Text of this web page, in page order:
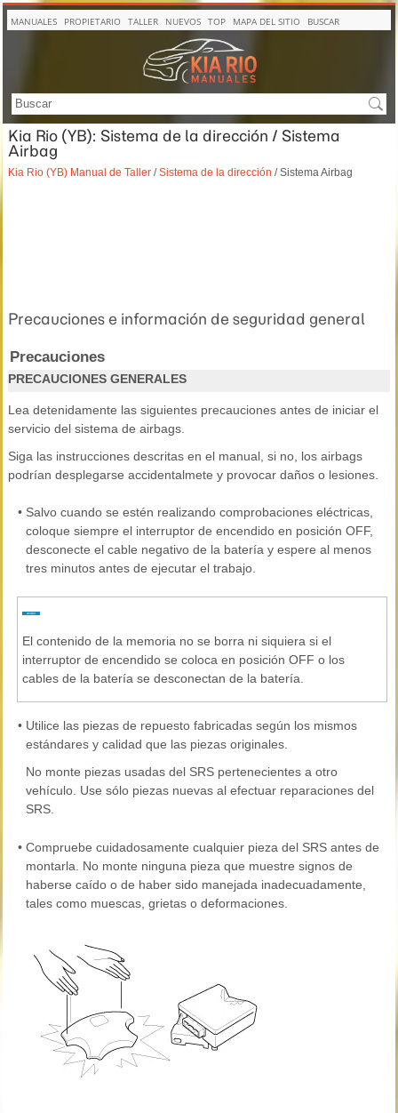
MANUALES PROPIETARIO TALLER NUEVOS TOP MAPA DEL SITIO BUSCAR
Kia Rio (YB): Sistema de la dirección / Sistema
Airbag
Kia Rio (YB) Manual de Taller /Sistema de la dirección / Sistema Airbag
Precauciones e información de seguridad general
Precauciones
PRECAUCIONES GENERALES
Lea detenidamente las siguientes precauciones antes de iniciar el
servicio del sistema de airbags.
Siga las instrucciones descritas en el manual, si no, los airbags
podrían desplegarse accidentalmete y provocar daños o lesiones.
• Salvo cuando se estén realizando comprobaciones eléctricas,
coloque siempre el interruptor de encendido en posición OFF,
desconecte el cable negativo de la batería y espere al menos
tres minutos antes de ejecutar el trabajo.
El contenido de la memoria no se borra ni siquiera si el
interruptor de encendido se coloca en posición OFF o los
cables de la batería se desconectan de la batería.
• Utilice las piezas de repuesto fabricadas según los mismos
estándares y calidad que las piezas originales.
No monte piezas usadas del SRS pertenecientes a otro
vehículo. Use sólo piezas nuevas al efectuar reparaciones del
SRS.
• Compruebe cuidadosamente cualquier pieza del SRS antes de
montarla. No monte ninguna pieza que muestre signos de
haberse caído o de haber sido manejada inadecuadamente,
tales como muescas, grietas o deformaciones.